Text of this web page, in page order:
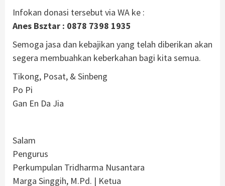
Infokan donasi tersebut via WA ke :
Anes Bsztar : 0878 7398 1935
Semoga jasa dan kebajikan yang telah diberikan akan
segera membuahkan keberkahan bagi kita semua.
Tikong, Posat, & Sinbeng
Po Pi
Gan En Da Jia
Salam
Pengurus
Perkumpulan Tridharma Nusantara
Marga Singgih, M.Pd. | Ketua